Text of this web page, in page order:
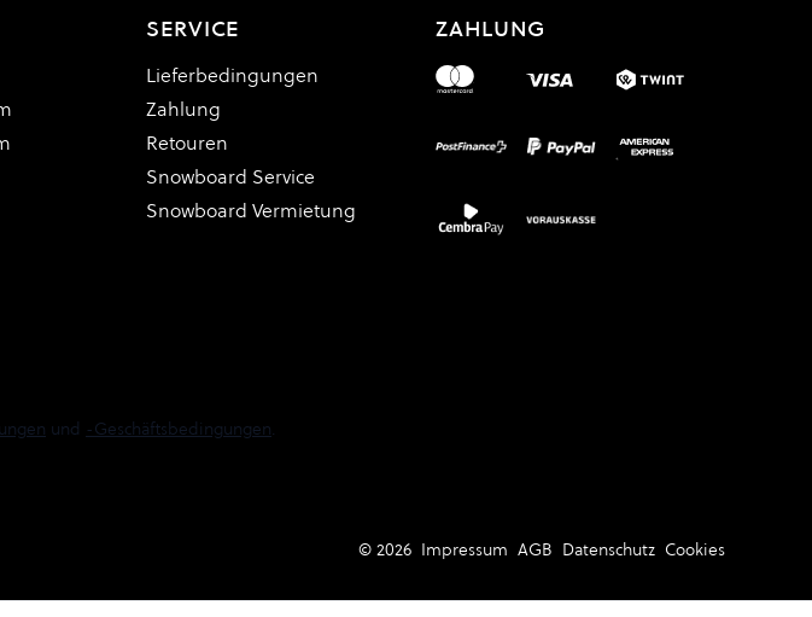
SERVICE
Lieferbedingungen
Zahlung
Retouren
Snowboard Service
Snowboard Vermietung
ZAHLUNG
und -Geschäftsbedingungen.
© 2026 Impressum AGB Datenschutz Cookies